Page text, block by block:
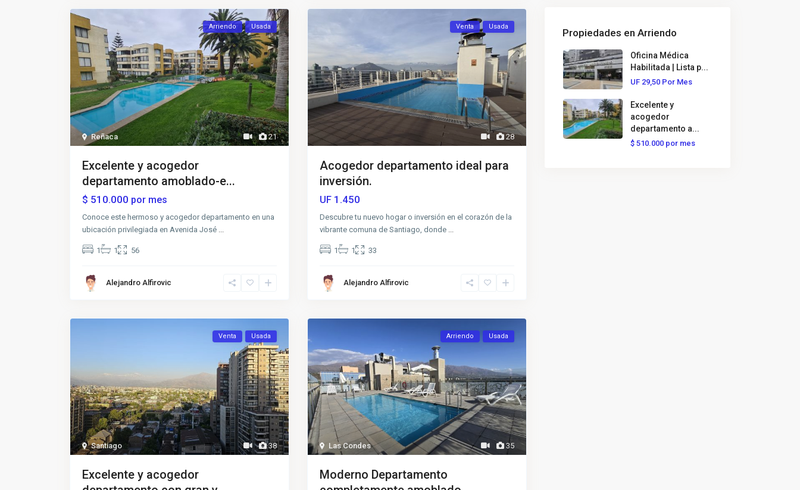
21
Reñaca
Arriendo Usada
Excelente y acogedor
departamento amoblado-e...
$ 510.000 por mes
Conoce este hermoso y acogedor departamento en una
ubicación privilegiada en Avenida José
1 1 56
Alejandro Alfirovic
28
Venta Usada
Acogedor departamento ideal para
inversión.
UF 1.450
Descubre tu nuevo hogar o inversión en el corazón de la
vibrante comuna de Santiago, donde
1 1 33
Alejandro Alfirovic
38
Santiago
Venta Usada
Excelente y acogedor
35
Las Condes
Arriendo Usada
Moderno Departamento
Propiedades en Arriendo
Oficina Médica
Habilitada | Lista p...
UF 29,50 Por Mes
Excelente y
acogedor
departamento a...
$ 510.000 por mes